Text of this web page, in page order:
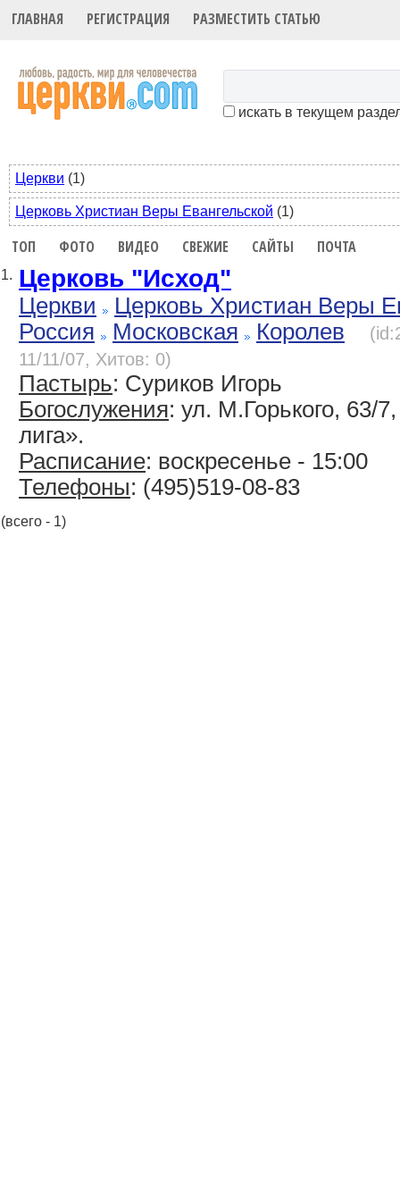
ГЛАВНАЯ РЕГИСТРАЦИЯ РАЗМЕСТИТЬ СТАТЬЮ
искать в текущем
Церкви (1)
Церковь Христиан Веры Евангельской (1)
ТОП ФОТО ВИДЕО СВЕЖИЕ САЙТЫ ПОЧТА
1. Церковь "Исход"
Церкви
Церковь Христиан Веры
Россия
Московская Королев
11/11/07, Хитов: 0)
Пастырь: Суриков Игорь
Богослужения: ул. М.Горького, 63/
лига».
Расписание: воскресенье - 15:00
Телефоны: (495)519-08-83
(всего - 1)